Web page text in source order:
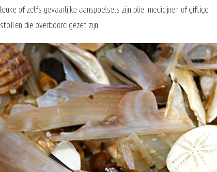
leuke of zelfs gevaarlijke aanspoelsels zijn olie, medicijnen of giftige
stoffen die overboord gezet zijn.